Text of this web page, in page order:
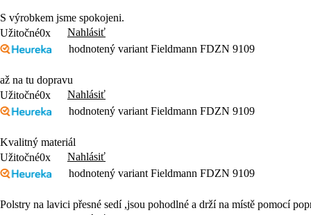
S výrobkem jsme spokojeni.
Užitočné0x
Nahlásiť
hodnotený variant Fieldmann FDZN 9109
až na tu dopravu
Užitočné0x
Nahlásiť
hodnotený variant Fieldmann FDZN 9109
Kvalitný materiál
Užitočné0x
Nahlásiť
hodnotený variant Fieldmann FDZN 9109
Polstry na lavici přesné sedí ,jsou pohodlné a drží na místě pomocí